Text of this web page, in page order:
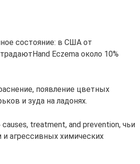
состояние: в США от
Eczema около 10%
появление цветных
и зуда на ладонях.
treatment, and prevention, чьи
и агрессивных химических